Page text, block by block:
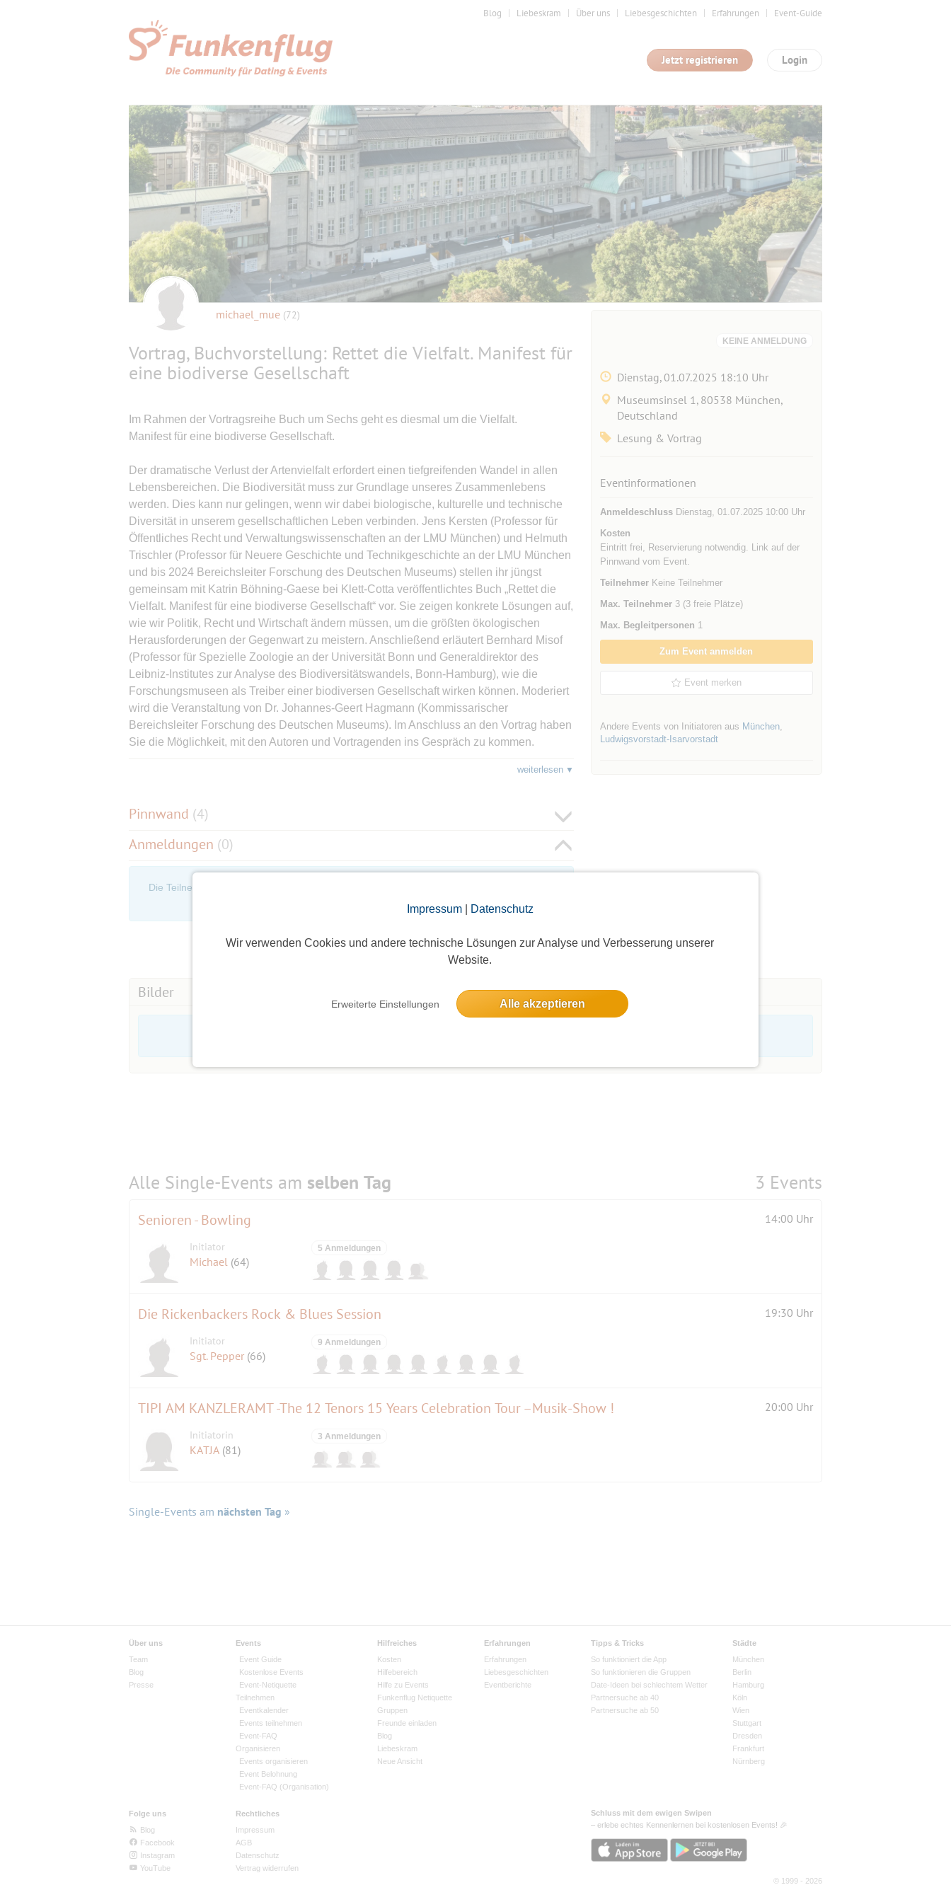
Impressum| Datenschutz
Wir verwenden Cookies und andere technische Lösungen zur Analyse und Verbesserung unserer
Website.
Erweiterte Einstellungen Alle akzeptieren
Blog Liebeskram Über uns Liebesgeschichten Erfahrungen Event-Guide
Login
Jetzt registrieren
michael_mue (72)
Vortrag, Buchvorstellung: Rettet die Vielfalt. Manifest für
eine biodiverse Gesellschaft
Im Rahmen der Vortragsreihe Buch um Sechs geht es diesmal um die Vielfalt.
Manifest für eine biodiverse Gesellschaft.
Der dramatische Verlust der Artenvielfalt erfordert einen tiefgreifenden Wandel in allen
Lebensbereichen. Die Biodiversität muss zur Grundlage unseres Zusammenlebens
werden. Dies kann nur gelingen, wenn wir dabei biologische, kulturelle und technische
Diversität in unserem gesellschaftlichen Leben verbinden. Jens Kersten (Professor für
Öffentliches Recht und Verwaltungswissenschaften an der LMU München) und Helmuth
Trischler (Professor für Neuere Geschichte und Technikgeschichte an der LMU München
und bis 2024 Bereichsleiter Forschung des Deutschen Museums) stellen ihr jüngst
gemeinsam mit Katrin Böhning-Gaese bei Klett-Cotta veröffentlichtes Buch „Rettet die
Vielfalt. Manifest für eine biodiverse Gesellschaft“ vor. Sie zeigen konkrete Lösungen auf,
wie wir Politik, Recht und Wirtschaft ändern müssen, um die größten ökologischen
Herausforderungen der Gegenwart zu meistern. Anschließend erläutert Bernhard Misof
(Professor für Spezielle Zoologie an der Universität Bonn und Generaldirektor des
Leibniz-Institutes zur Analyse des Biodiversitätswandels, Bonn-Hamburg), wie die
Forschungsmuseen als Treiber einer biodiversen Gesellschaft wirken können. Moderiert
wird die Veranstaltung von Dr. Johannes-Geert Hagmann (Kommissarischer
Bereichsleiter Forschung des Deutschen Museums). Im Anschluss an den Vortrag haben
Sie die Möglichkeit, mit den Autoren und Vortragenden ins Gespräch zu kommen.
Für den Vortrag ist eine Reservierung notwendig. Ich freue mich über nette Begleitung.
weiterlesen
Pinnwand (4)
Anmeldungen (0)
Die Teilnehmerliste ist nur für eingeloggte Mitglieder sichtbar. Log dich ein oder melde dich
KEINE ANMELDUNG
Dienstag, 01.07.2025 18:10 Uhr
Museumsinsel 1, 80538 München,
Deutschland
Lesung & Vortrag
Eventinformationen
AnmeldeschlussDienstag, 01.07.2025 10:00 Uhr
Kosten
Eintritt frei, Reservierung notwendig. Link auf der
Pinnwand vom Event.
TeilnehmerKeine Teilnehmer
Max. Teilnehmer3 (3 freie Plätze)
Max. Begleitpersonen 1
Zum Event anmelden
Event merken
Andere Events von Initiatoren aus München,
Ludwigsvorstadt-Isarvorstadt
Bilder
Alle Single-Events am selben Tag 3 Events
Senioren - Bowling 14:00 Uhr
Initiator
Michael (64)
5 Anmeldungen
Die Rickenbackers Rock & Blues Session 19:30 Uhr
Initiator
Sgt. Pepper (66)
9 Anmeldungen
TIPI AM KANZLERAMT -The 12 Tenors 15 Years Celebration Tour –Musik-Show ! 20:00 Uhr
Initiatorin
KATJA (81)
3 Anmeldungen
Single-Events am nächsten Tag »
Über uns
Team
Blog
Presse
Events
Event Guide
Kostenlose Events
Event-Netiquette
Teilnehmen
Eventkalender
Events teilnehmen
Event-FAQ
Organisieren
Events organisieren
Event Belohnung
Event-FAQ (Organisation)
Hilfreiches
Kosten
Hilfebereich
Hilfe zu Events
Funkenflug Netiquette
Gruppen
Freunde einladen
Blog
Liebeskram
Neue Ansicht
Erfahrungen
Erfahrungen
Liebesgeschichten
Eventberichte
Tipps & Tricks
So funktioniert die App
So funktionieren die Gruppen
Date-Ideen bei schlechtem Wetter
Partnersuche ab 40
Partnersuche ab 50
Städte
München
Berlin
Hamburg
Köln
Wien
Stuttgart
Dresden
Frankfurt
Nürnberg
Folge uns
Blog
Facebook
Instagram
YouTube
Rechtliches
Impressum
AGB
Datenschutz
Vertrag widerrufen
Schluss mit dem ewigen Swipen
– erlebe echtes Kennenlernen bei kostenlosen Events! 🎉
© 1999 - 2026